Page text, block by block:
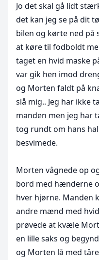
Jo det skal gå lidt
det kan jeg se på dit
bilen og kørte ned på
at køre til fodboldt
taget en hvid maske
var gik hen imod
og Morten faldt på
slå mig.. Jeg har ikke
manden men jeg har
tog rundt om hans
besvimede.
Morten vågnede op
bord med hænderne
hver hjørne. Manden
andre mænd med
prøvede at kvæle
en lille saks og
og Morten lå med